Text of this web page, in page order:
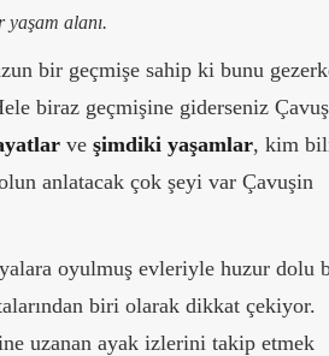
yaşam alanı.
bir geçmişe sahip ki bunu
biraz geçmişine giderseniz
ve şimdiki yaşamlar, kim
anlatacak çok şeyi var Çavuşin
oyulmuş evleriyle huzur dolu
biri olarak dikkat çekiyor.
uzanan ayak izlerini takip etmek